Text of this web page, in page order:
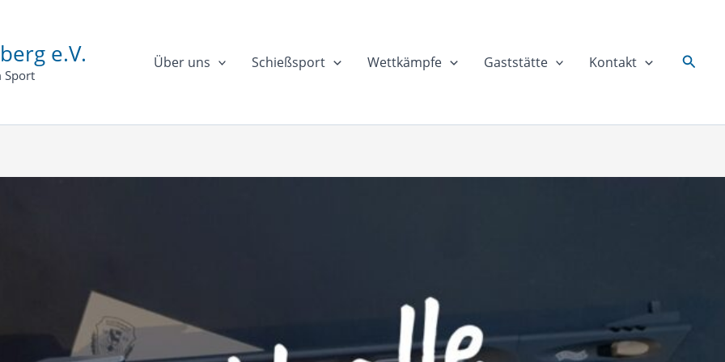
e.V.
Sport
Über uns Schießsport Wettkämpfe Gaststätte Kontakt